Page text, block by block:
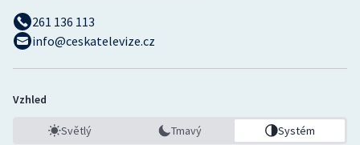
261 136 113
info@ceskatelevize.cz
Vzhled
Světlý Tmavý Systém